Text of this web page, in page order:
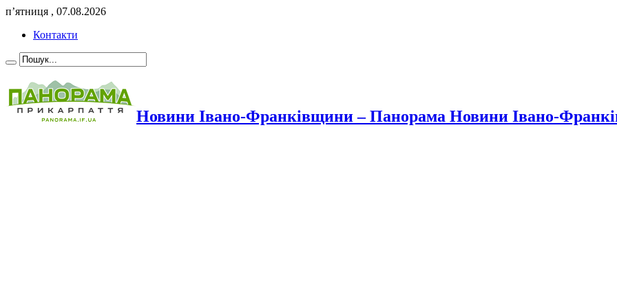
п’ятниця , 07.08.2026
Контакти
Новини Івано-Франківщини – Панорама Новини Івано-